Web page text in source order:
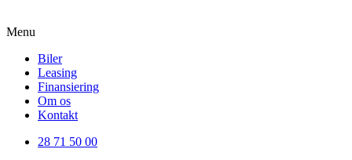
Menu
Biler
Leasing
Finansiering
Om os
Kontakt
28 71 50 00